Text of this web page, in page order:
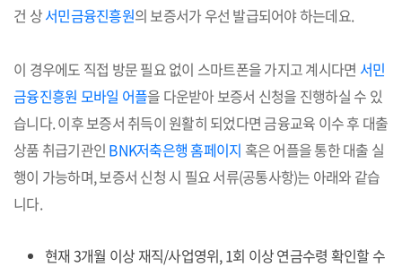
건 상서민금융진흥원의 보증서가 우선 발급되어야 하는데요.
이 경우에도 직접 방문 필요 없이 스마트폰을 가지고 계시다면 서민
금융진흥원 모바일 어플을 다운받아 보증서 신청을 진행하실 수 있
습니다. 이후 보증서 취득이 원활히 되었다면 금융교육 이수 후 대출
상품 취급기관인 BNK저축은행 홈페이지 혹은 어플을 통한 대출 실
행이 가능하며, 보증서 신청 시 필요 서류(공통사항)는 아래와 같습
니다.
현재 3개월 이상 재직/사업영위, 1회 이상 연금수령 확인할 수